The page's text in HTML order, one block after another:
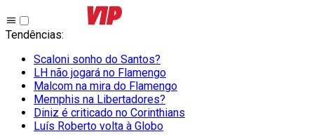
Tendências:
Scaloni sonho do Santos?
LH não jogará no Flamengo
Malcom na mira do Flamengo
Memphis na Libertadores?
Diniz é criticado no Corinthians
Luís Roberto volta à Globo